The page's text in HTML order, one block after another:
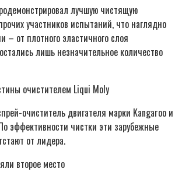
лучшую чистящую
участников испытаний, что наглядно
– от плотного эластичного слоя
лишь незначительное количество
очистителем Liqui Moly
очиститель двигателя марки Kangaroo и
эффективности чистки эти зарубежные
от лидера.
второе место